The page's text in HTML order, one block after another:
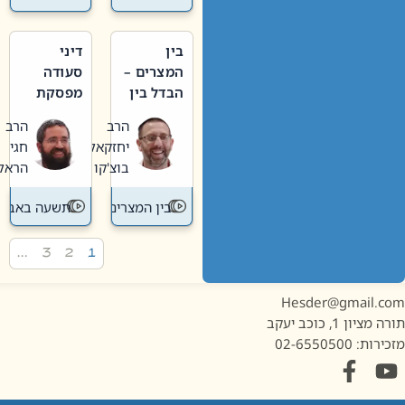
בין
המצרים –
הבדל בין
חדשה
לישנה
הרב
יחזקאל
בוצ'קו
בין המצרים
דיני
סעודה
מפסקת
תשעה
באב
הרב
חגי
הראל
תשעה באב
1, כוכב יעקב
02-6550500